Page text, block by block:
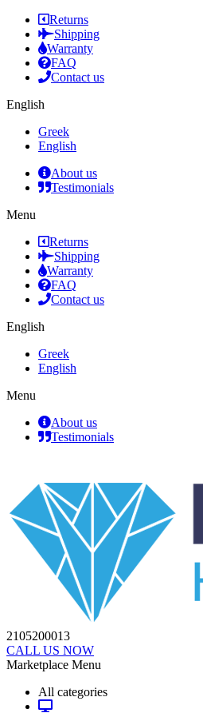
Returns
Shipping
Warranty
FAQ
Contact us
English
Greek
English
About us
Testimonials
Menu
Returns
Shipping
Warranty
FAQ
Contact us
English
Greek
English
Menu
About us
Testimonials
2105200013
CALL US NOW
Marketplace Menu
All categories